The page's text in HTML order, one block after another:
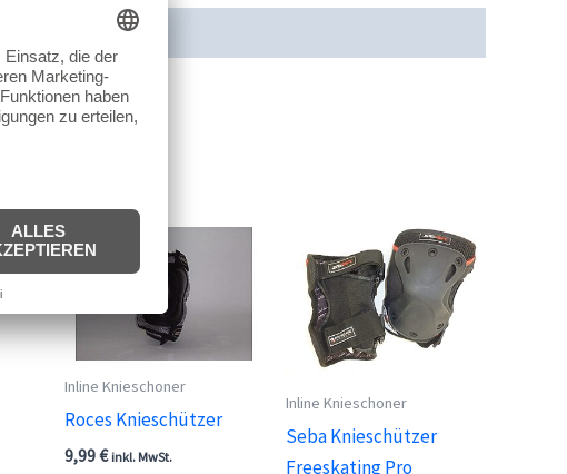
Produktsicherheit
Inline Knieschoner
Roces Knieschützer
9,99€ inkl. MwSt.
Inline Knieschoner
Seba Knieschützer
Freeskating Pro